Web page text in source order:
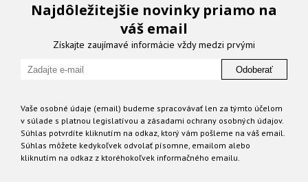
Najdôležitejšie novinky priamo na
váš email
Získajte zaujímavé informácie vždy medzi prvými
Odoberať
Vaše osobné údaje (email) budeme spracovávať len za týmto účelom
v súlade s platnou legislatívou a zásadami ochrany osobných údajov.
Súhlas potvrdíte kliknutím na odkaz, ktorý vám pošleme na váš email.
Súhlas môžete kedykoľvek odvolať písomne, emailom alebo
kliknutím na odkaz z ktoréhokoľvek informačného emailu.